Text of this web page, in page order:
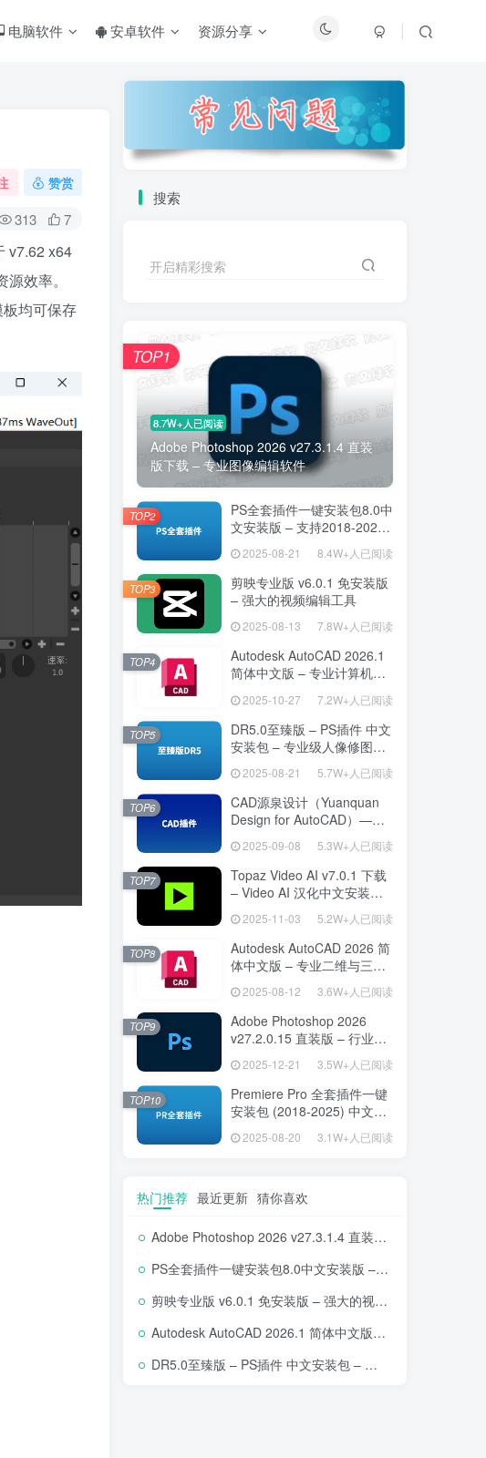
电脑软件 安卓软件 资源分享
赞赏
313 7
v7.62 x64
效率。
均可保存
搜索
开启精彩搜索
8.7W+人已阅读
Adobe Photoshop 2026 v27.3.1.4 直装
版下载 – 专业图像编辑软件
TOP1
PS全套插件一键安装包8.0中
文安装版 – 支持2018-2025
– 提升设计效率
2025-08-21 8.4W+人已阅读
TOP2
剪映专业版 v6.0.1 免安装版
– 强大的视频编辑工具
2025-08-13 7.8W+人已阅读
TOP3
Autodesk AutoCAD 2026.1
简体中文版 – 专业计算机辅
2025-10-27 7.2W+人已阅读
TOP4
DR5.0至臻版 – PS插件 中文
安装包 – 专业级人像修图工
2025-08-21 5.7W+人已阅读
TOP5
CAD源泉设计（Yuanquan
Design for AutoCAD）——
高效绘图利器
2025-09-08 5.3W+人已阅读
TOP6
Topaz Video AI v7.0.1 下载
– Video AI 汉化中文安装版
2025-11-03 5.2W+人已阅读
TOP7
Autodesk AutoCAD 2026 简
体中文版 – 专业二维与三维
2025-08-12 3.6W+人已阅读
TOP8
Adobe Photoshop 2026
v27.2.0.15 直装版 – 行业标
2025-12-21 3.5W+人已阅读
TOP9
Premiere Pro 全套插件一键
安装包 (2018-2025) 中文安
率的专业工具
2025-08-20 3.1W+人已阅读
TOP10
热门推荐 最近更新 猜你喜欢
Adobe Photoshop 2026 v27.3.1.4 直装版下载 – 专业图像编辑软件
PS全套插件一键安装包8.0中文安装版 – 支持2018-2025 – 提升设计效率
剪映专业版 v6.0.1 免安装版 – 强大的视频编辑工具
Autodesk AutoCAD 2026.1 简体中文版 – 专业计算机辅助设计软件
DR5.0至臻版 – PS插件 中文安装包 – 专业级人像修图工具